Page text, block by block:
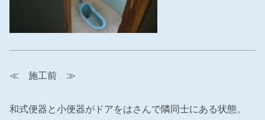
≪ 施工前 ≫
和式便器と小便器がドアをはさんで隣同士にある状態。